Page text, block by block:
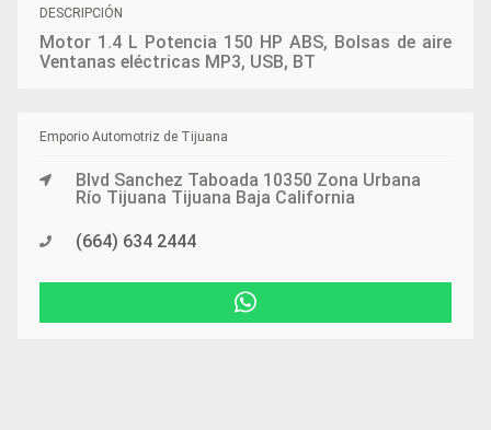
DESCRIPCIÓN
Motor 1.4 L Potencia 150 HP ABS, Bolsas de aire
Ventanas eléctricas MP3, USB, BT
Emporio Automotriz de Tijuana
Blvd Sanchez Taboada 10350 Zona Urbana
Río Tijuana Tijuana Baja California
(664) 634 2444